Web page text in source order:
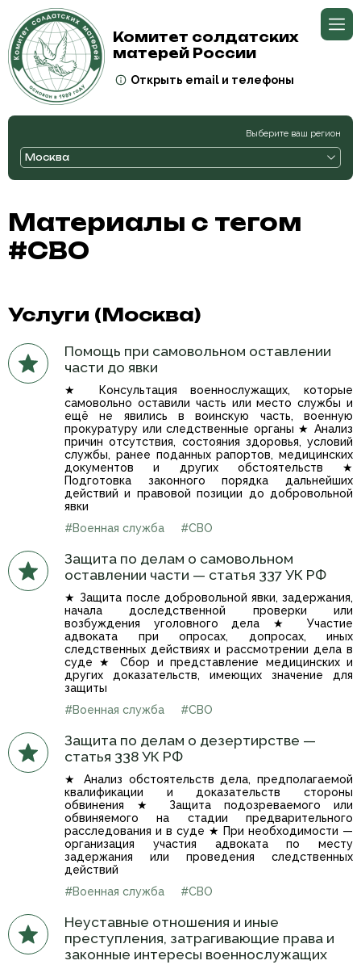
Комитет солдатских
матерей России
Открыть email и телефоны
Выберите ваш регион
Москва
Материалы с тегом
#СВО
Услуги (Москва)
Помощь при самовольном оставлении
части до явки
★ Консультация военнослужащих, которые
самовольно оставили часть или место службы и
ещё не явились в воинскую часть, военную
прокуратуру или следственные органы ★ Анализ
причин отсутствия, состояния здоровья, условий
службы, ранее поданных рапортов, медицинских
документов и других обстоятельств ★
Подготовка законного порядка дальнейших
действий и правовой позиции до добровольной
явки
#Военная служба
#СВО
Защита по делам о самовольном
оставлении части — статья 337 УК РФ
★ Защита после добровольной явки, задержания,
начала доследственной проверки или
возбуждения уголовного дела ★ Участие
адвоката при опросах, допросах, иных
следственных действиях и рассмотрении дела в
суде ★ Сбор и представление медицинских и
других доказательств, имеющих значение для
защиты
#Военная служба
#СВО
Защита по делам о дезертирстве —
статья 338 УК РФ
★ Анализ обстоятельств дела, предполагаемой
квалификации и доказательств стороны
обвинения ★ Защита подозреваемого или
обвиняемого на стадии предварительного
расследования и в суде ★ При необходимости —
организация участия адвоката по месту
задержания или проведения следственных
действий
#Военная служба
#СВО
Неуставные отношения и иные
преступления, затрагивающие права и
законные интересы военнослужащих